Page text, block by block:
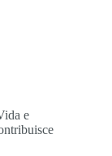
e